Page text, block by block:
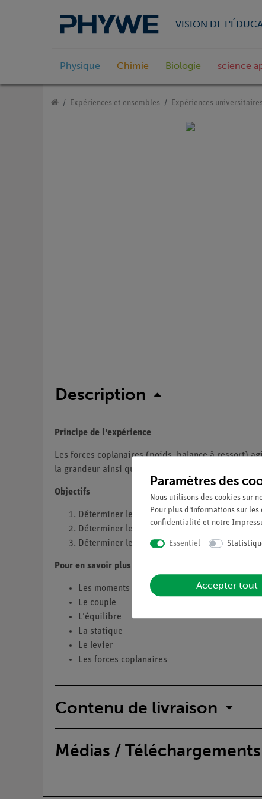
VISION DE
Physique Chimie Biologie science
Expériences et ensembles Expériences universitaires
Description
Principe de l'expérience
Les forces coplanaires (poids, balance à ressort)
la grandeur ainsi que la direction des forces et du
Objectifs
Déterminer le moment en fonction de la
Déterminer le moment en fonction de l'angle
Déterminer le moment en fonction de la force.
Pour en savoir plus sur ...
Les moments
Le couple
L'équilibre
La statique
Le levier
Les forces coplanaires
Contenu de livraison
Médias / Téléchargements
Paramètres des
Nous utilisons des cookies sur
Pour plus d'informations sur
confidentialité et notre
Essentiel
Accepter tout